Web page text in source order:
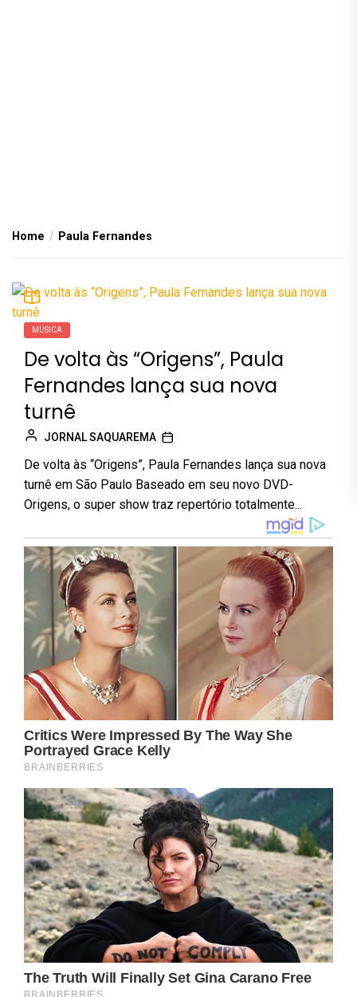
Home Paula Fernandes
MÚSICA
De volta às “Origens”, Paula
Fernandes lança sua nova
turnê
JORNAL SAQUAREMA
De volta às “Origens”, Paula Fernandes lança sua nova
turnê em São Paulo Baseado em seu novo DVD-
Origens, o super show traz repertório totalmente...